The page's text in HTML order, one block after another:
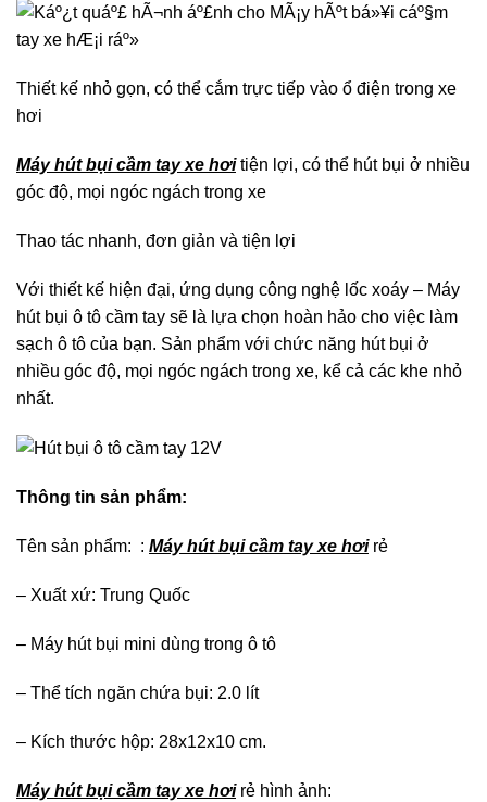
Thiết kế nhỏ gọn, có thể cắm trực tiếp vào ổ điện trong xe
hơi
Máy hút bụi cầm tay xe hơitiện lợi, có thể hút bụi ở nhiều
góc độ, mọi ngóc ngách trong xe
Thao tác nhanh, đơn giản và tiện lợi
Với thiết kế hiện đại, ứng dụng công nghệ lốc xoáy – Máy
hút bụi ô tô cầm tay sẽ là lựa chọn hoàn hảo cho việc làm
sạch ô tô của bạn. Sản phẩm với chức năng hút bụi ở
nhiều góc độ, mọi ngóc ngách trong xe, kể cả các khe nhỏ
nhất.
Thông tin sản phẩm:
Tên sản phẩm: : Máy hút bụi cầm tay xe hơirẻ
– Xuất xứ: Trung Quốc
– Máy hút bụi mini dùng trong ô tô
– Thể tích ngăn chứa bụi: 2.0 lít
– Kích thước hộp: 28x12x10 cm.
Máy hút bụi cầm tay xe hơirẻ hình ảnh: